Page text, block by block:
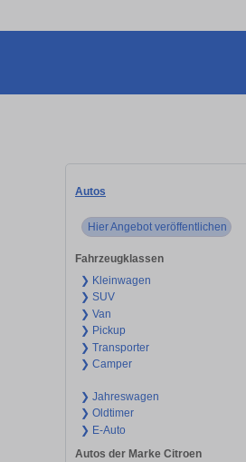
Autos
Hier Angebot veröffentlichen
Fahrzeugklassen
❯ Kleinwagen
❯ SUV
❯ Van
❯ Pickup
❯ Transporter
❯ Camper
❯ Jahreswagen
❯ Oldtimer
❯ E-Auto
Autos der Marke Citroen